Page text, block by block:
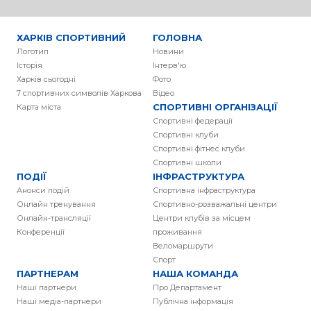
ХАРКІВ СПОРТИВНИЙ
Логотип
Історія
Харків сьогодні
7 спортивних символів Харкова
Карта міста
ГОЛОВНА
Новини
Інтерв'ю
Фото
Вiдео
СПОРТИВНІ ОРГАНІЗАЦІЇ
Спортивні федерації
Спортивні клуби
Спортивні фітнес клуби
Спортивні школи
ПОДІЇ
Анонси подій
Онлайн тренування
Онлайн-трансляції
Конференції
ІНФРАСТРУКТУРА
Спортивна інфраструктура
Спортивно-розважальні центри
Центри клубів за місцем
проживання
Веломаршрути
Спорт
ПАРТНЕРАМ
Наші партнери
Наші медіа-партнери
НАША КОМАНДА
Про Департамент
Публічна інформація